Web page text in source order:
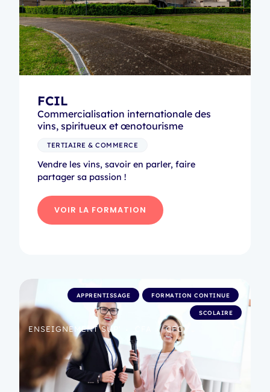
FCIL
Commercialisation internationale des
vins, spiritueux et œnotourisme
TERTIAIRE & COMMERCE
Vendre les vins, savoir en parler, faire
partager sa passion !
VOIR LA FORMATION
APPRENTISSAGE FORMATION CONTINUE
SCOLAIRE
ENSEIGNEMENT SUP' CFC